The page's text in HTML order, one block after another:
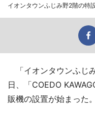
イオンタウンふじみ野2階の特
「イオンタウンふじ
日、「COEDO
販機の設置が始まった。